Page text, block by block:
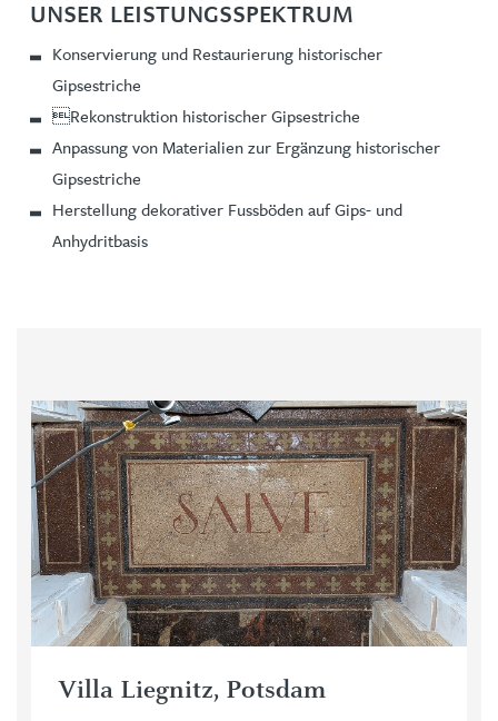
UNSER LEISTUNGSSPEKTRUM
Konservierung und Restaurierung historischer
Gipsestriche
Rekonstruktion historischer Gipsestriche
Anpassung von Materialien zur Ergänzung historischer
Gipsestriche
Herstellung dekorativer Fussböden auf Gips- und
Anhydritbasis
Villa Liegnitz, Potsdam